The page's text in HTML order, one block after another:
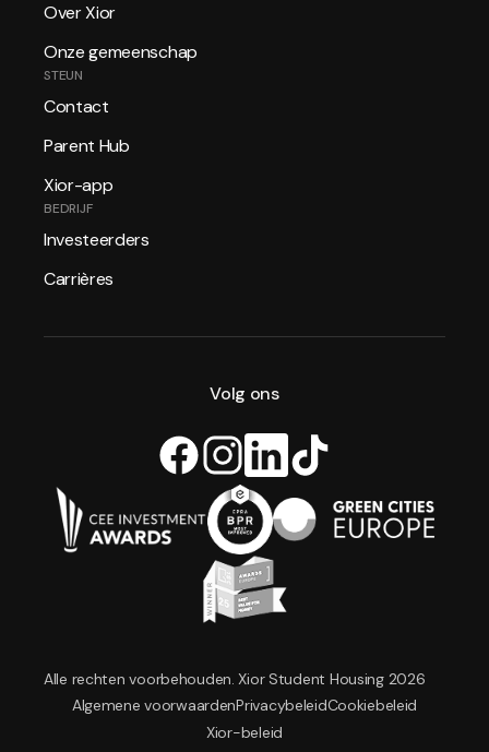
Over Xior
Onze gemeenschap
STEUN
Contact
Parent Hub
Xior-app
BEDRIJF
Investeerders
Carrières
Volg ons
Alle rechten voorbehouden. Xior Student Housing 2026
Algemene voorwaardenPrivacybeleidCookiebeleid
Xior-beleid